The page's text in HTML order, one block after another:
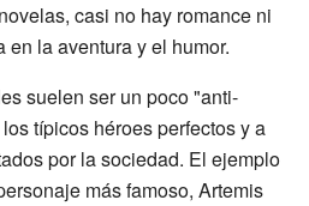
casi no hay romance ni
en la aventura y el humor.
suelen ser un poco "anti-
típicos héroes perfectos y a
por la sociedad. El ejemplo
más famoso, Artemis